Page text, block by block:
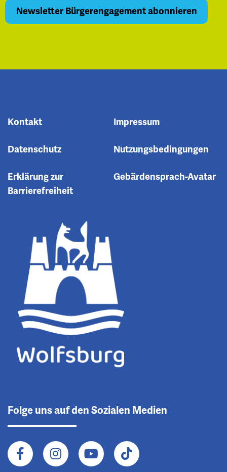
Kontakt Impressum
Datenschutz Nutzungsbedingungen
Erklärung zur
Barrierefreiheit
Gebärdensprach-Avatar
Folge uns auf den Sozialen Medien